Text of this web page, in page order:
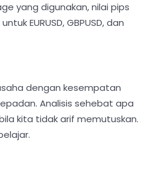
yang digunakan, nilai pips
EURUSD, GBPUSD, dan
dengan kesempatan
Analisis sehebat apa
kita tidak arif memutuskan.